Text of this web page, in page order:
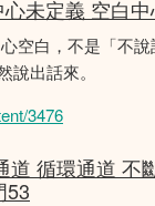
心未定義 空白
空白，不是「不
說出話來。
3476
道 循環通道 不
53